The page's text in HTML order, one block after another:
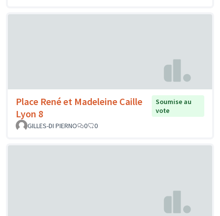
Place René et Madeleine Caille
Lyon 8
Soumise au
vote
GILLES-DI PIERNO
0 0